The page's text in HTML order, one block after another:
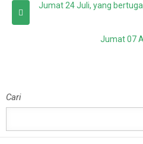
Jumat 24 Juli, yang
Jumat 07
Cari